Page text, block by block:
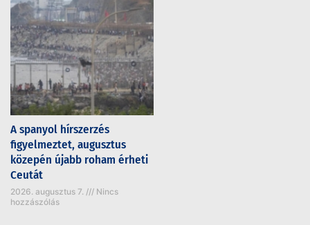
A spanyol hírszerzés
figyelmeztet, augusztus
közepén újabb roham érheti
Ceutát
2026. augusztus 7.
Nincs
hozzászólás